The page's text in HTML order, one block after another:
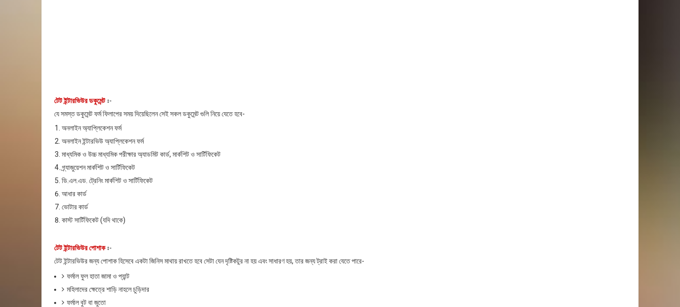
টেট ইন্টারভিউর ডকুমেন্টঃ-
যে সমস্ত ডকুমেন্ট ফর্ম ফিলাপের সময় দিয়েছিলেন সেই সকল ডকুমেন্ট গুলি নিয়ে যেতে হবে-
অনলাইন অ্যাপ্লিকেশন ফর্ম
অনলাইন ইন্টারভিউ অ্যাপ্লিকেশন ফর্ম
মাধ্যমিক ও উচ্চ মাধ্যমিক পরীক্ষার অ্যাডমিট কার্ড, মার্কশিট ও সার্টিফিকেট
গ্র্যাজুয়েশন মার্কশিট ও সার্টিফিকেট
ডি.এল.এড. ট্রেনিং মার্কশিট ও সার্টিফিকেট
আধার কার্ড
ভোটার কার্ড
কাস্ট সার্টিফিকেট (যদি থাকে)
টেট ইন্টারভিউর পোশাকঃ-
টেট ইন্টারভিউর জন্য পোশাক হিসেবে একটা জিনিস মাথায় রাখতে হবে সেটা যেন দৃষ্টিকটুর না হয় এবং সাধারণ হয়, তার জন্য ট্রাই করা যেতে পারে-
ফর্মাল ফুল হাতা জামা ও প্যান্ট
মহিলাদের ক্ষেত্রে শাড়ি নাহলে চুড়িদার
ফর্মাল বুট বা জুতো